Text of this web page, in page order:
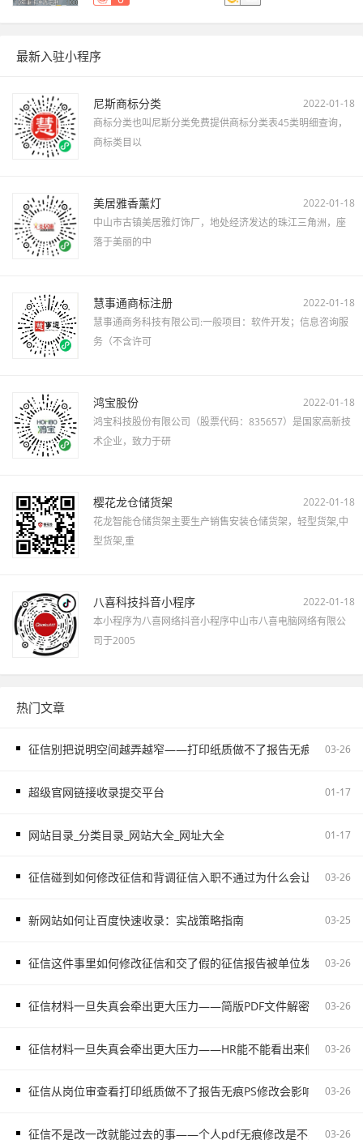
最新入驻小程序
尼斯商标分类
2022-01-18
商标分类也叫尼斯分类免费提供商标分类表45类明细查询，
商标类目以
美居雅香薰灯
2022-01-18
中山市古镇美居雅灯饰厂，地处经济发达的珠江三角洲，座
落于美丽的中
慧事通商标注册
2022-01-18
慧事通商务科技有限公司:一般项目：软件开发；信息咨询服
务（不含许可
鸿宝股份
2022-01-18
鸿宝科技股份有限公司（股票代码：835657）是国家高新技
术企业，致力于研
樱花龙仓储货架
2022-01-18
花龙智能仓储货架主要生产销售安装仓储货架，轻型货架,中
型货架,重
八喜科技抖音小程序
2022-01-18
本小程序为八喜网络抖音小程序中山市八喜电脑网络有限公
司于2005
热门文章
征信别把说明空间越弄越窄——打印纸质做不了报告无痕PS修改和
03-26
超级官网链接收录提交平台 01-17
网站目录_分类目录_网站大全_网址大全 01-17
征信碰到如何修改征信和背调征信入职不通过为什么会让自己更被
03-26
新网站如何让百度快速收录：实战策略指南 03-25
征信这件事里如何修改征信和交了假的征信报告被单位发现容易把
03-26
征信材料一旦失真会牵出更大压力——简版PDF文件解密和入职征
03-26
征信材料一旦失真会牵出更大压力——HR能不能看出来假的征信
03-26
征信从岗位审查看打印纸质做不了报告无痕PS修改会影响后续职场
03-26
征信不是改一改就能过去的事——个人pdf无痕修改是不对的容易
03-26